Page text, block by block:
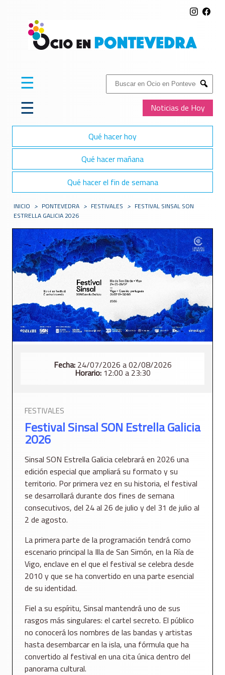
Buscar:
Submit
Noticias de Hoy
☰
☰
Qué hacer hoy
Qué hacer mañana
Qué hacer el fin de semana
INICIO > PONTEVEDRA > FESTIVALES > FESTIVAL SINSAL SON
ESTRELLA GALICIA 2026
Fecha:24/07/2026 a 02/08/2026
Horario:12:00 a 23:30
FESTIVALES
Festival Sinsal SON Estrella Galicia
2026
Sinsal SON Estrella Galicia celebrará en 2026 una
edición especial que ampliará su formato y su
territorio. Por primera vez en su historia, el festival
se desarrollará durante dos fines de semana
consecutivos, del 24 al 26 de julio y del 31 de julio al
2 de agosto.
La primera parte de la programación tendrá como
escenario principal la Illa de San Simón, en la Ría de
Vigo, enclave en el que el festival se celebra desde
2010 y que se ha convertido en una parte esencial
de su identidad.
Fiel a su espíritu, Sinsal mantendrá uno de sus
rasgos más singulares: el cartel secreto. El público
no conocerá los nombres de las bandas y artistas
hasta desembarcar en la isla, una fórmula que ha
convertido al festival en una cita única dentro del
panorama cultural.